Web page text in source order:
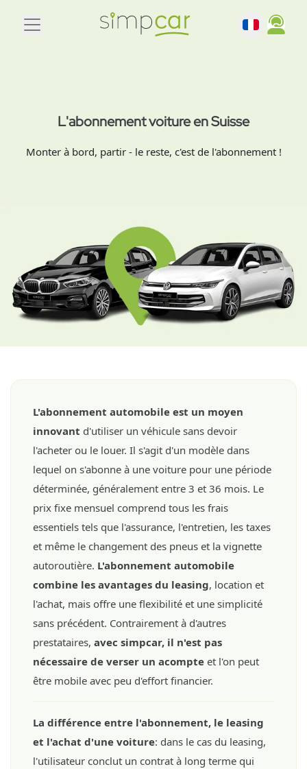
L'abonnement voiture en Suisse
Monter à bord, partir - le reste, c'est de l'abonnement !
L'abonnement automobile est un moyen
innovant d'utiliser un véhicule sans devoir
l'acheter ou le louer. Il s'agit d'un modèle dans
lequel on s'abonne à une voiture pour une période
déterminée, généralement entre 3 et 36 mois. Le
prix fixe mensuel comprend tous les frais
essentiels tels que l'assurance, l'entretien, les taxes
et même le changement des pneus et la vignette
autoroutière. L'abonnement automobile
combine les avantages du leasing, location et
l'achat, mais offre une flexibilité et une simplicité
sans précédent. Contrairement à d'autres
prestataires, avec simpcar, il n'est pas
nécessaire de verser un acompte et l'on peut
être mobile avec peu d'effort financier.
La différence entre l'abonnement, le leasing
et l'achat d'une voiture: dans le cas du leasing,
l'utilisateur conclut un contrat à long terme qui